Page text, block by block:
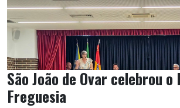
São João de Ovar celebrou o
Freguesia